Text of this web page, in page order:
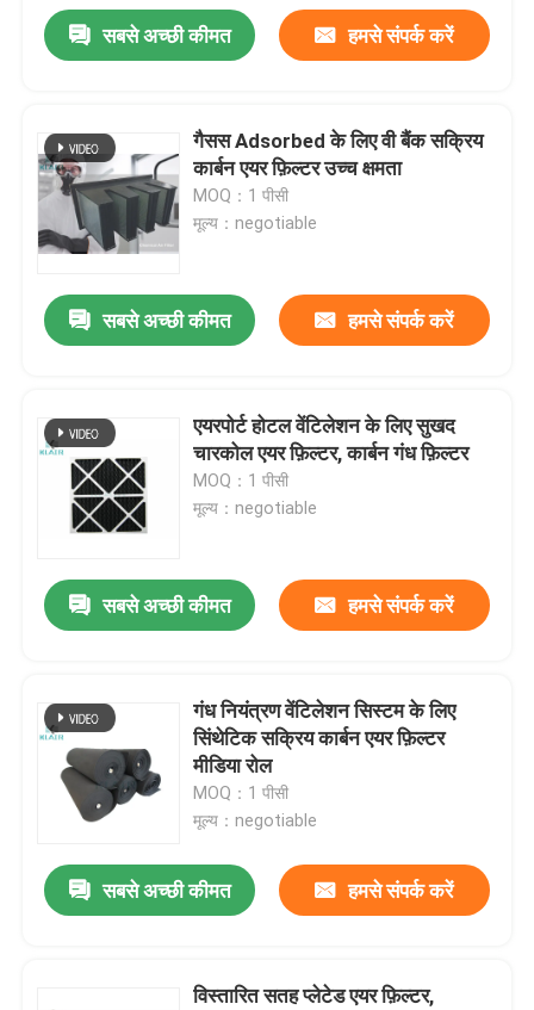
सबसे अच्छी कीमत हमसे संपर्क करें
गैसस Adsorbed के लिए वी बैंक सक्रिय
कार्बन एयर फ़िल्टर उच्च क्षमता
MOQ：1 पीसी
मूल्य：negotiable
सबसे अच्छी कीमत हमसे संपर्क करें
एयरपोर्ट होटल वेंटिलेशन के लिए सुखद
चारकोल एयर फ़िल्टर, कार्बन गंध फ़िल्टर
MOQ：1 पीसी
मूल्य：negotiable
सबसे अच्छी कीमत हमसे संपर्क करें
गंध नियंत्रण वेंटिलेशन सिस्टम के लिए
सिंथेटिक सक्रिय कार्बन एयर फ़िल्टर
मीडिया रोल
MOQ：1 पीसी
मूल्य：negotiable
सबसे अच्छी कीमत हमसे संपर्क करें
विस्तारित सतह प्लेटेड एयर फ़िल्टर,